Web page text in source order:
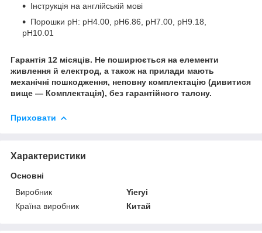
Інструкція на англійській мові
Порошки рН: рН4.00, рН6.86, рН7.00, рН9.18,
рН10.01
Гарантія 12 місяців. Не поширюється на елементи
живлення й електрод, а також на прилади мають
механічні пошкодження, неповну комплектацію (дивитися
вище — Комплектація), без гарантійного талону.
Приховати
Характеристики
Основні
Виробник
Yieryi
Країна виробник
Китай